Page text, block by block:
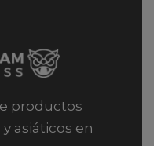
productos
asiáticos en